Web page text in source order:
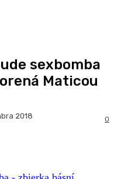
sexbomba
Maticou
2018 0